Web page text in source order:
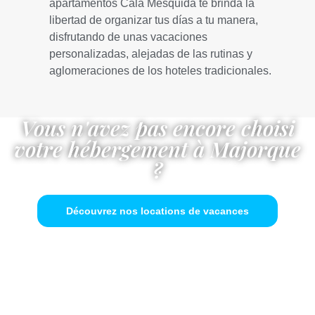
apartamentos Cala Mesquida te brinda la
libertad de organizar tus días a tu manera,
disfrutando de unas vacaciones
personalizadas, alejadas de las rutinas y
aglomeraciones de los hoteles tradicionales.
Vous n'avez pas encore choisi
votre hébergement à Majorque
?
Découvrez nos locations de vacances